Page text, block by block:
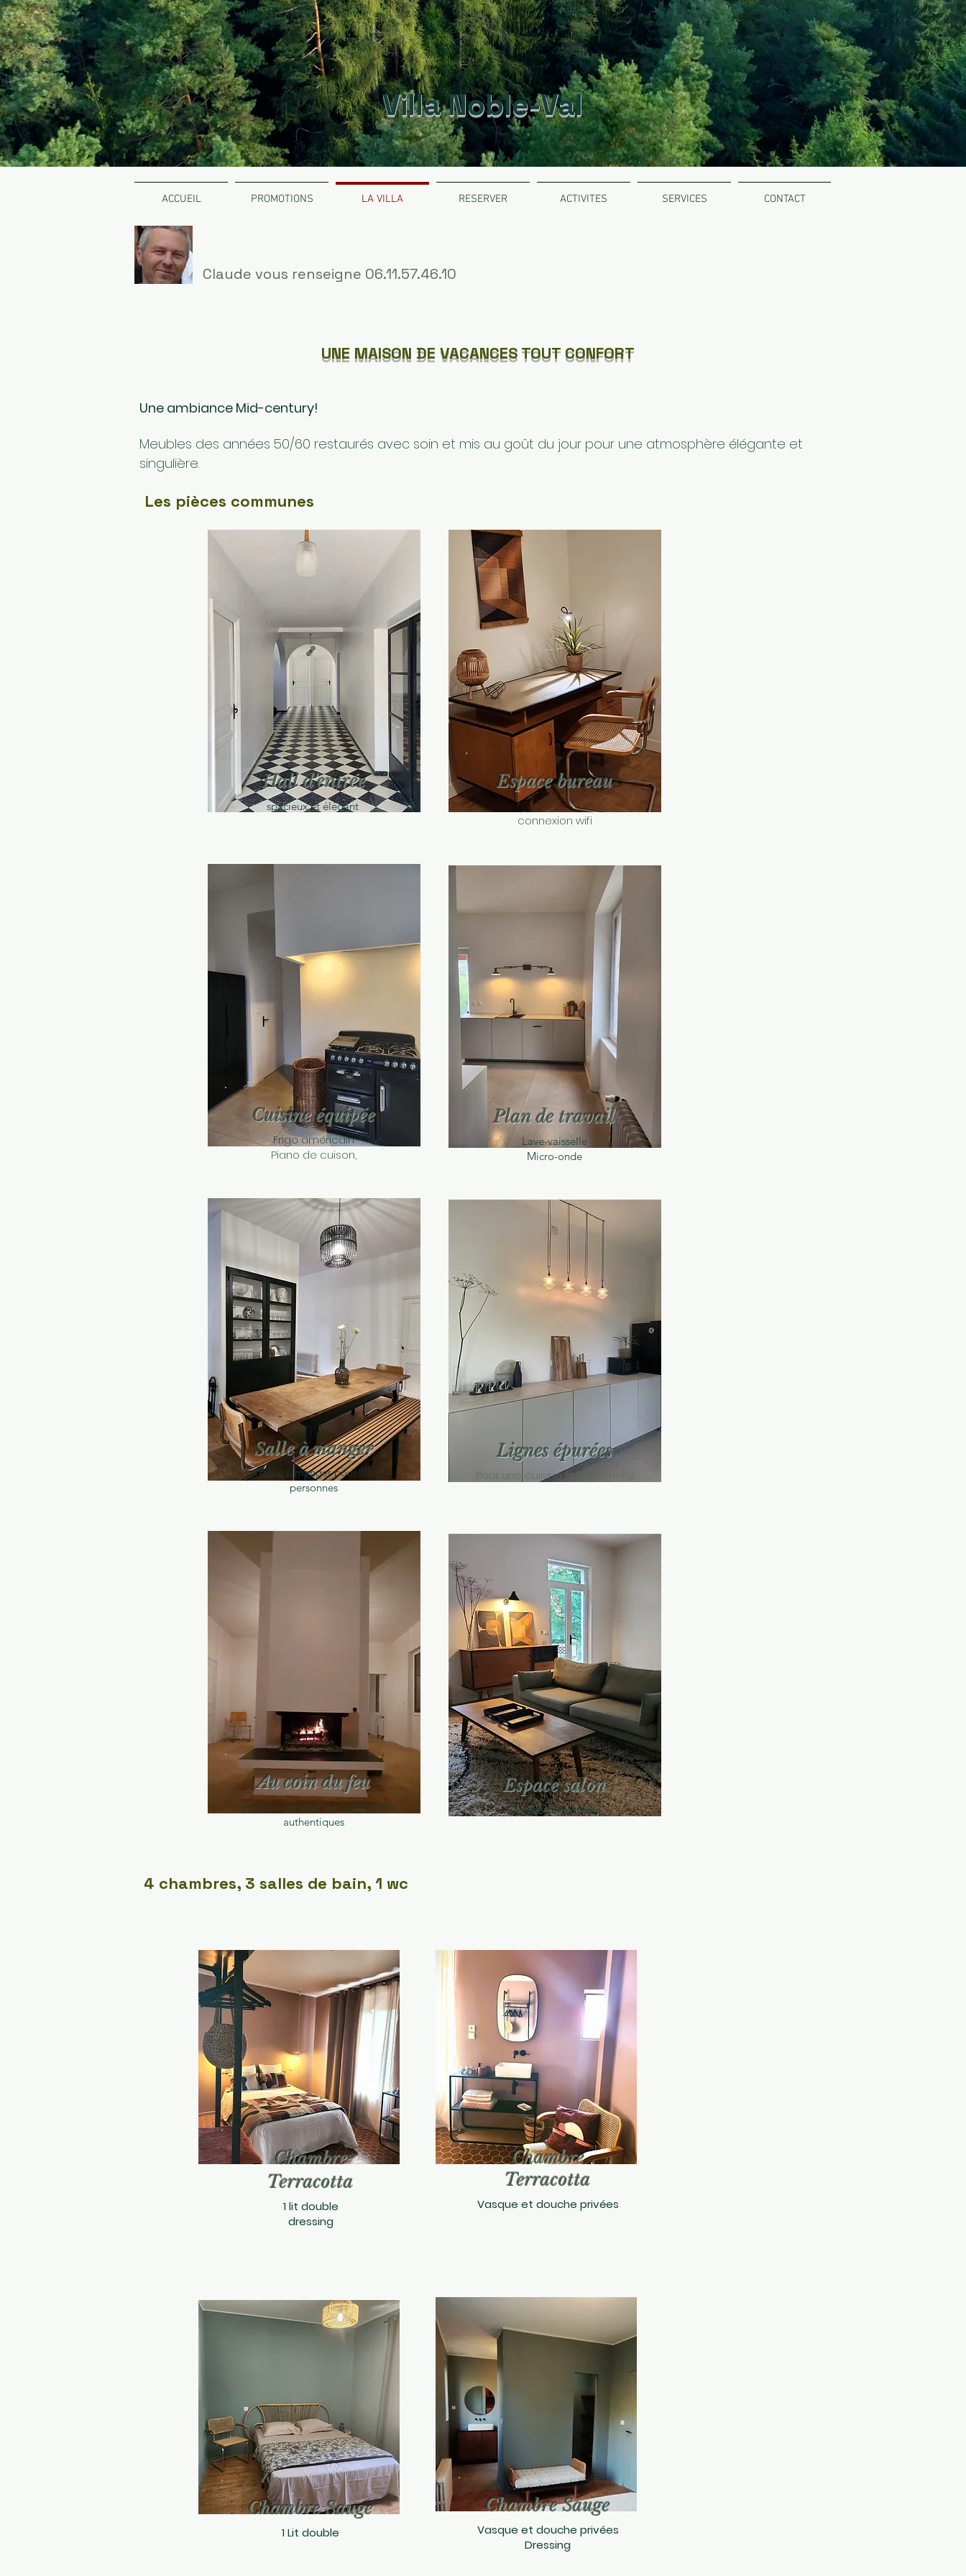
Villa Noble-Val
ACCUEIL PROMOTIONS LA VILLA RESERVER ACTIVITES SERVICES CONTACT
Claude vous renseigne 06.11.57.46.10
UNE MAISON DE VACANCES TOUT CONFORT
Une ambiance Mid-century!
Meubles des années 50/60 restaurés avec soin et mis au goût du jour pour une atmosphère élégante et
singulière.
Les pièces communes
Hall d'entrée
spacieux et élégant
Cuisine équipée
Frigo américain
Piano de cuison,
Salle à manger
Table à manger pour 10
personnes
Au coin du feu
Foyer ouvert pour des sentations
authentiques
Espace bureau
connexion wifi
Plan de travail
Lave-vaisselle
Micro-onde
Lignes épurées
Pour une cuisine fonctionnelle
Espace salon
Canapé confortable
4 chambres, 3 salles de bain, 1 wc
Chambre
Terracotta
1 lit double
dressing
Chambre Sauge
1 Lit double
Chambre
Terracotta
Vasque et douche privées
Chambre Sauge
Vasque et douche privées
Dressing